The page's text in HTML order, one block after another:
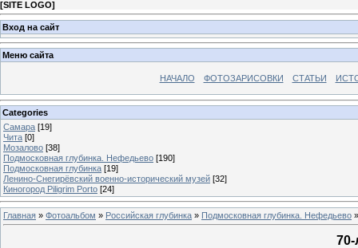
[SITE LOGO]
Вход на сайт
Меню сайта
НАЧАЛО ФОТОЗАРИСОВКИ СТАТЬИ
Categories
Самара [19]
Чита [0]
Мозалово [38]
Подмосковная глубинка. Нефедьево [190]
Подмосковная глубинка [19]
Ленино-Снегирёвский военно-исторический музей [32]
Киногород Piligrim Porto [24]
Главная » Фотоальбом » Российская глубинка » Подмосковная глубинка. Нефедьево